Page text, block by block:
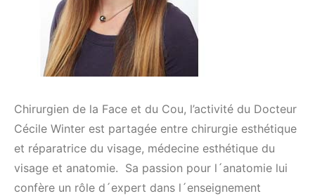
Chirurgien de la Face et du Cou, l’activité du Docteur
Cécile Winter est partagée entre chirurgie esthétique
et réparatrice du visage, médecine esthétique du
visage et anatomie. Sa passion pour l´anatomie lui
confère un rôle d´expert dans l´enseignement